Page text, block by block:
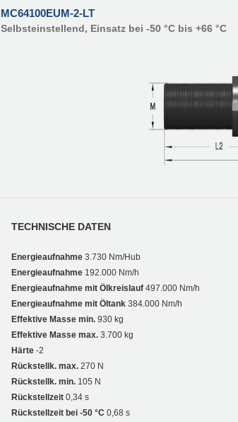
MC64100EUM-2-LT
Selbsteinstellend, Einsatz bei -50 °C bis +66 °C
TECHNISCHE DATEN
Energieaufnahme 3.730 Nm/Hub
Energieaufnahme 192.000 Nm/h
Energieaufnahme mit Ölkreislauf 497.000 Nm/h
Energieaufnahme mit Öltank 384.000 Nm/h
Effektive Masse min. 930 kg
Effektive Masse max. 3.700 kg
Härte -2
Rückstellk. max. 270 N
Rückstellk. min. 105 N
Rückstellzeit 0,34 s
Rückstellzeit bei -50 °C 0,68 s